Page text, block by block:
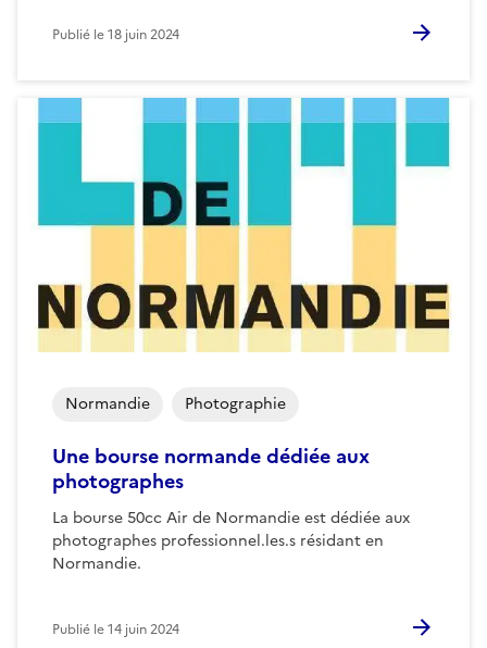
Publié le18 juin 2024
Une bourse normande dédiée aux
photographes
La bourse 50cc Air de Normandie est dédiée aux
photographes professionnel.les.s résidant en
Normandie.
Normandie Photographie
Publié le14 juin 2024